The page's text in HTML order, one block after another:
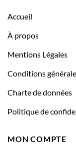
Accueil
À propos
Mentions Légales
Conditions
Charte de données
Politique de
MON COMPTE